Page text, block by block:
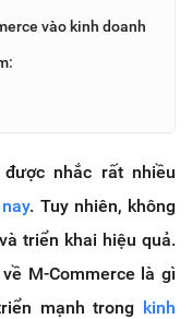
vào kinh doanh
nhắc rất nhiều
. Tuy nhiên, không
triển khai hiệu quả.
M-Commerce là gì
mạnh trong kinh